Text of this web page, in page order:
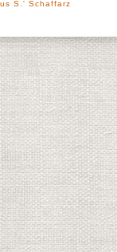
S.' Schaffarz